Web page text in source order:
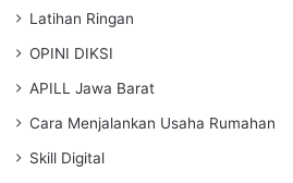
Latihan Ringan
OPINI DIKSI
APILL Jawa Barat
Cara Menjalankan Usaha Rumahan
Skill Digital